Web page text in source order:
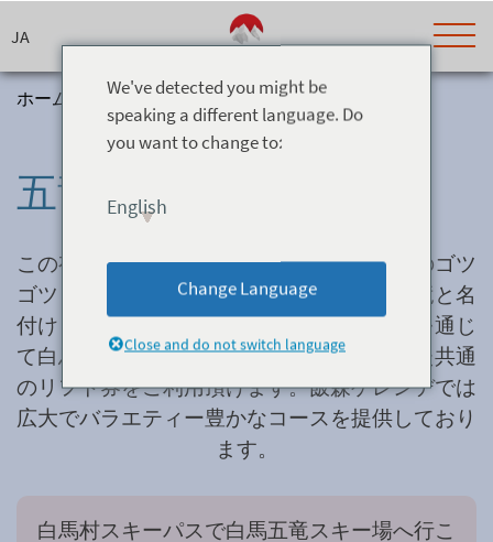
to
Today's Outlook
3day
Bottom
Temperature (°C)
Current
Wind (km/h) Barometric Pressure
ホーム リゾート > 五竜
五竜 白馬五竜スキー場
この有名なスキーリゾートは日本アルプスのゴツ
ゴツとした山頂を表すために五つの竜、五竜と名
付けられました。このスキー場はゴンドラを通じ
て白馬４７スキー場とも繋がっており、また共通
のリフト券をご利用頂けます。飯森ゲレンデでは
広大でバラエティー豊かなコースを提供しており
ます。
白馬村スキーパスで白馬五竜スキー場へ行こ
We've detected you might be
speaking a different language. Do
you want to change to:
English
Change Language
Close and do not switch language